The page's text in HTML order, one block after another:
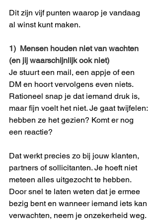
Dit zijn vijf punten waarop je vandaag
al winst kunt maken.
1)  Mensen houden niet van wachten
(en jij waarschijnlijk ook niet)
Je stuurt een mail, een appje of een
DM en hoort vervolgens even niets.
Rationeel snap je dat iemand druk is,
maar fijn voelt het niet. Je gaat twijfelen:
hebben ze het gezien? Komt er nog
een reactie?
Dat werkt precies zo bij jouw klanten,
partners of sollicitanten. Je hoeft niet
meteen alles uitgezocht te hebben.
Door snel te laten weten dat je ermee
bezig bent en wanneer iemand iets kan
verwachten, neem je onzekerheid weg.